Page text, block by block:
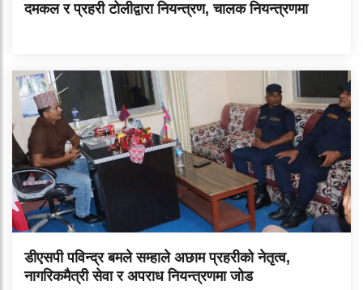
दमकल र प्रहरी टोलीद्वारा नियन्त्रण, चालक नियन्त्रणमा
डीएसपी पविन्द्र बमले सम्हाले अछाम प्रहरीको नेतृत्व,
नागरिकमैत्री सेवा र अपराध नियन्त्रणमा जोड